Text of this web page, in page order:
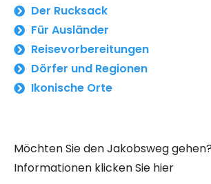
Der Rucksack
Für Ausländer
Reisevorbereitungen
Dörfer und Regionen
Ikonische Orte
Möchten Sie den Jakobsweg
Informationen klicken Sie hier